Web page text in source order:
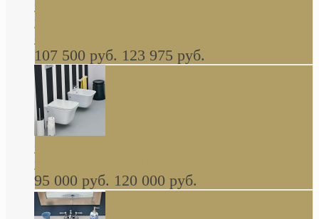
керамическая мойка 1160 x 510 мм белая,
серая, черная, бежевая В НАЛИЧИИ
107 500 руб. 123 975 руб.
навесное КОМПЛЕКТ
95 000 руб. 120 000 руб.